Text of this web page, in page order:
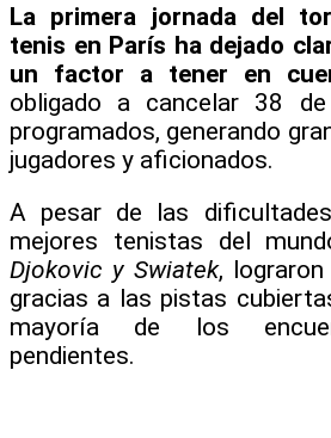
La primera jornada del
tenis en París ha dejado
un factor a tener en
obligado a cancelar 38
programados, generando
jugadores y aficionados.
A pesar de las
mejores tenistas del
Djokovic y Swiatek,
gracias a las pistas
mayoría de los
pendientes.